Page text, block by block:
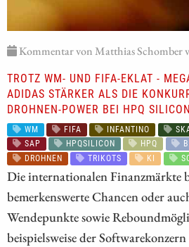
Kommentar von Matthias Schomber
TROTZ WM- UND FIFA-EKLAT -
ADIDAS STÄRKER ALS DIE
DROHNEN-POWER BEI HPQ SILICON
WM FIFA INFANTINO
SAP
HPQSILICON HPQ
DROHNEN
TRIKOTS KI
Die internationalen Finanzmärkte
bemerkenswerte Chancen oder
Wendepunkte sowie
beispielsweise der Softwarekonzern